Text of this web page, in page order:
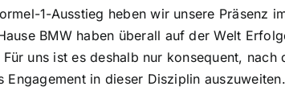
1-Ausstieg heben wir unsere Präsenz
BMW haben überall auf der Welt
uns ist es deshalb nur konsequent,
Engagement in dieser Disziplin